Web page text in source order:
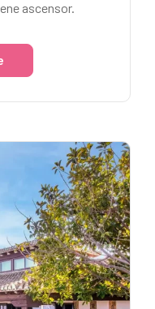
ascensor.